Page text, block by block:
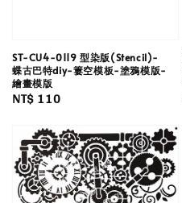
ST-CU4-0119 型染版(Stencil)-
蝶古巴特diy-簍空模板-塗鴉模版-
繪畫模版
Regular
NT$ 110